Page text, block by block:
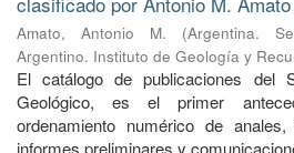
Amato, Antonio M. (Argentina.
Argentino. Instituto de Geología y
El catálogo de publicaciones del
Geológico, es el primer
ordenamiento numérico de anales,
informes preliminares y